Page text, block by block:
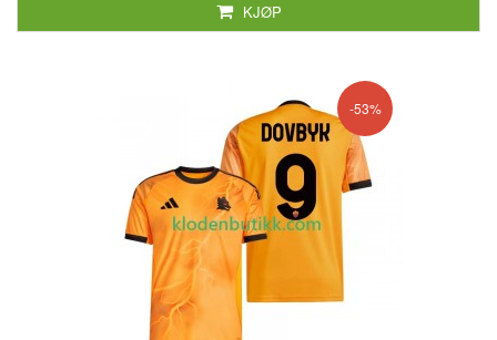
KJØP
-53%